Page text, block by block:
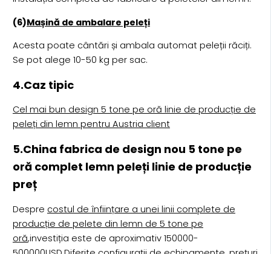
(6)Mașină de ambalare peleți
Acesta poate cântări și ambala automat peleții răciți.
Se pot alege 10-50 kg per sac.
4.Caz tipic
Cel mai bun design 5 tone pe oră linie de producție de
peleți din lemn pentru Austria client
5.China fabrica de design nou 5 tone pe
oră complet lemn peleți linie de producție
preț
Despre costul de înființare a unei linii complete de
producție de pelete din lemn de 5 tone pe
oră,investiția este de aproximativ 150000-